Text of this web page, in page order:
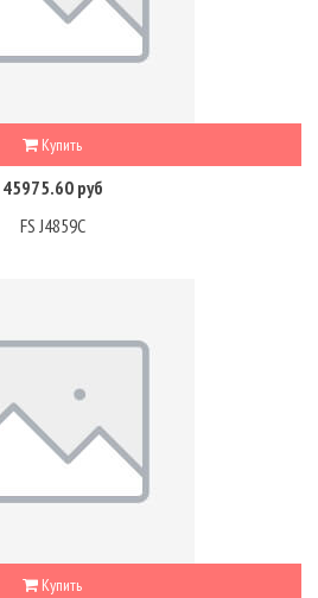
Купить
45975.60 руб
FS J4859C
Купить